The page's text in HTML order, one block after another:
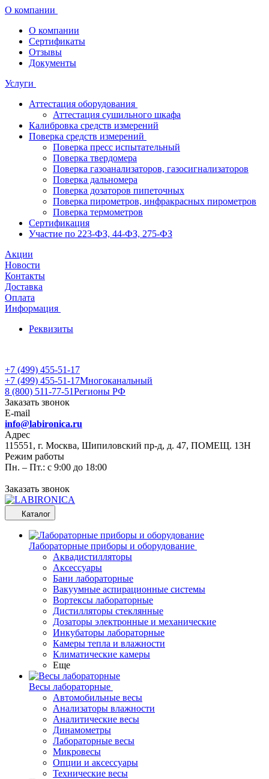
О компании
О компании
Сертификаты
Отзывы
Документы
Услуги
Аттестация оборудования
Аттестация сушильного шкафа
Калибровка средств измерений
Поверка средств измерений
Поверка пресс испытательный
Поверка твердомера
Поверка газоанализаторов, газосигнализаторов
Поверка дальномера
Поверка дозаторов пипеточных
Поверка пирометров, инфракрасных пирометров
Поверка термометров
Сертификация
Участие по 223-ФЗ, 44-ФЗ, 275-ФЗ
Акции
Новости
Контакты
Доставка
Оплата
Информация
Реквизиты
+7 (499) 455-51-17
+7 (499) 455-51-17Многоканальный
8 (800) 511-77-51Регионы РФ
Заказать звонок
E-mail
info@labironica.ru
Адрес
115551, г. Москва, Шипиловский пр-д, д. 47, ПОМЕЩ. 13Н
Режим работы
Пн. – Пт.: с 9:00 до 18:00
Заказать звонок
Каталог
Лабораторные приборы и оборудование
Аквадистилляторы
Аксессуары
Бани лабораторные
Вакуумные аспирационные системы
Вортексы лабораторные
Дистилляторы стеклянные
Дозаторы электронные и механические
Инкубаторы лабораторные
Камеры тепла и влажности
Климатические камеры
Еще
Весы лабораторные
Автомобильные весы
Анализаторы влажности
Аналитические весы
Динамометры
Лабораторные весы
Микровесы
Опции и аксессуары
Технические весы